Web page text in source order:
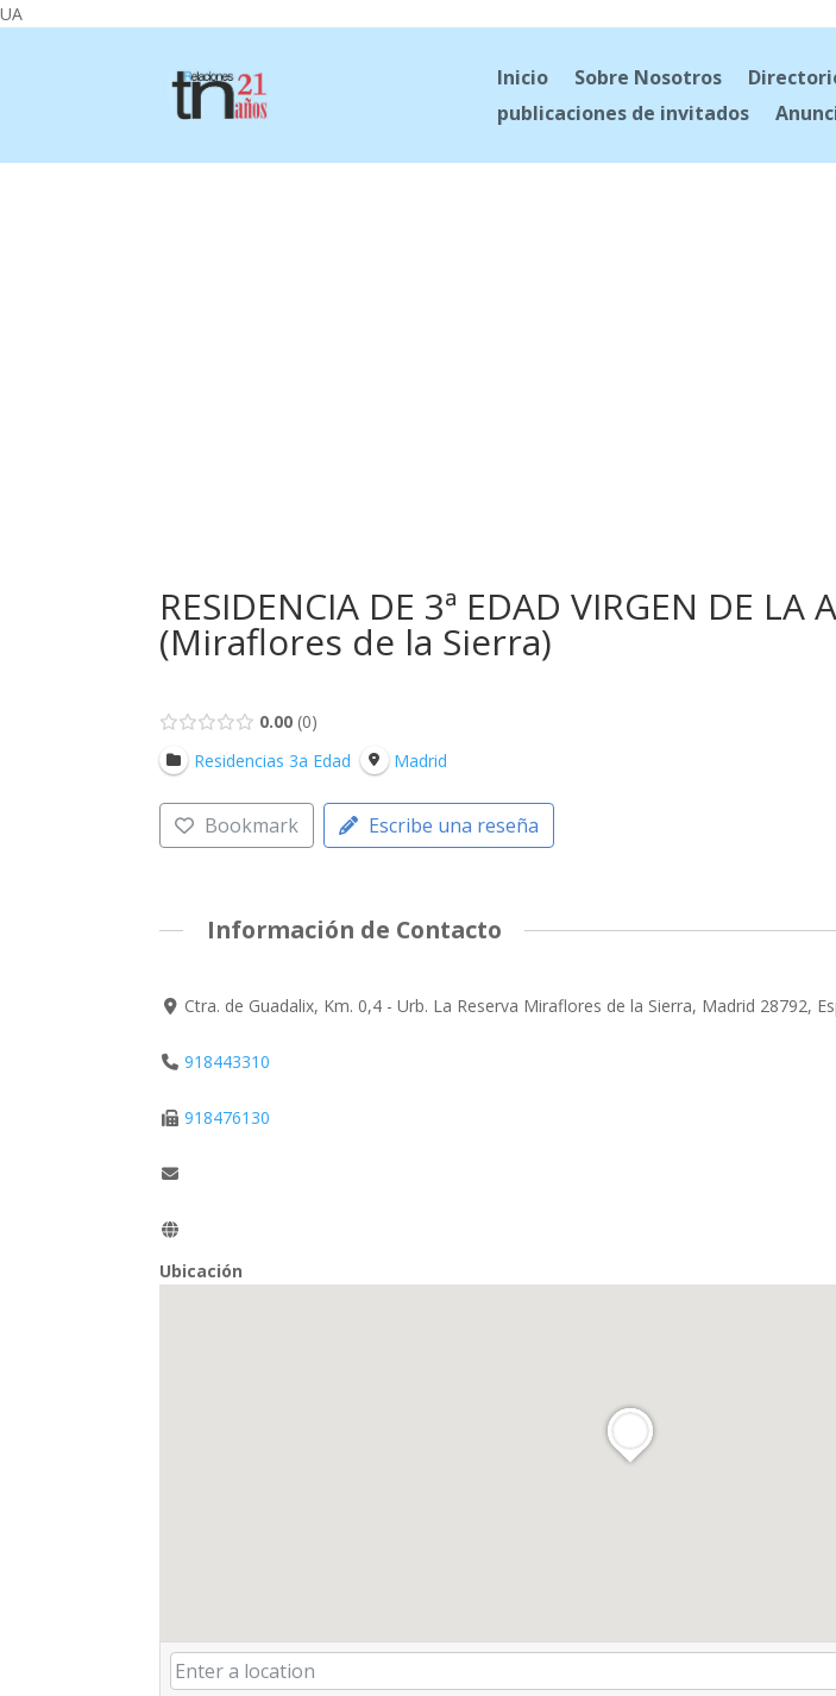
UA
Inicio Sobre Nosotros
publicaciones de invitados
RESIDENCIA DE 3ª EDAD VIRGEN DE LA
(Miraflores de la Sierra)
0.00 0
Residencias 3a Edad
Madrid
Bookmark Escribe una reseña
Información de Contacto
Ctra. de Guadalix, Km. 0,4 - Urb. La Reserva Miraflores de la Sierra, Madrid 28792,
918443310
918476130
Ubicación